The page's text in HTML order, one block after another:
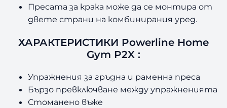
Пресата за крака може да се монтира от
двете страни на комбинирания уред.
ХАРАКТЕРИСТИКИ Powerline Home
Gym P2X :
Упражнения за гръдна и раменна преса
Бързо превключване между упражненията
Стоманено въже